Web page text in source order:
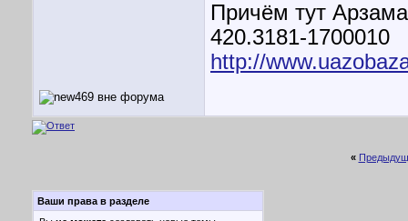
Причём тут
420.3181-1700010
http://
«
Ваши права в разделе